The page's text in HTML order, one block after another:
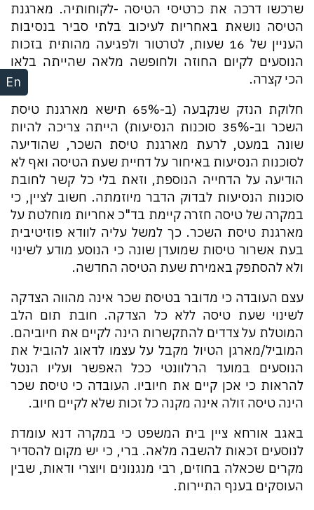
En
שרכשו דרכה את כרטיסי הטיסה -לקוחותיה. מארגנת
הטיסה נושאת באחריות לעיכוב בלתי סביר בנסיבות
העניין של 16 שעות, לטרטור ולפגיעה מהותית בזכות
הנוסעים לקיום החוזה ולחופשה מלאה שהייתה בלאו
הכי קצרה.
חלוקת הנזק שנקבעה (ב-65% תישא מארגנת טיסת
השכר וב-35% סוכנות הנסיעות) הייתה צריכה להיות
שונה במעט, לרעת מארגנת טיסת השכר, שהודיעה
לסוכנות הנסיעות באיחור על דחיית שעת הטיסה ואף לא
הודיעה על הדחייה הנוספת, וזאת בלי כל קשר לחובת
סוכנות הנסיעות לבדוק הדבר מיוזמתה. חשוב לציין, כי
במקרה של טיסה חזרה קיימת בד"כ אחריות מוחלטת על
מארגנת טיסת השכר. כך למשל עליה לוודא פוזיטיבית
בעת אשרור טיסות שמועדן שונה כי הנוסע מודע לשינוי
ולא להסתפק באמירת שעת הטיסה החדשה.
עצם העובדה כי מדובר בטיסת שכר אינה מהווה הצדקה
לשינוי שעת טיסה ללא כל הצדקה. חובת תום הלב
המוטלת על צדדים להתקשרות הינה לקיים את חיוביהם.
המוביל/מארגן הטיול מקבל על עצמו לדאוג להוביל את
הנוסעים במועד הרלוונטי ככל האפשר ועליו הנטל
להראות כי אכן קיים את חיוביו. העובדה כי טיסת שכר
הינה טיסה זולה אינה מקנה כל זכות שלא לקיים חיוב.
באגב אורחא ציין בית המשפט כי במקרה דנא עומדת
לנוסעים זכאות להשבה מלאה. ברי, כי יש מקום להסדיר
מקרים שכאלה בחוזים, רבי מנגנונים ויוצרי ודאות, שבין
העוסקים בענף התיירות.